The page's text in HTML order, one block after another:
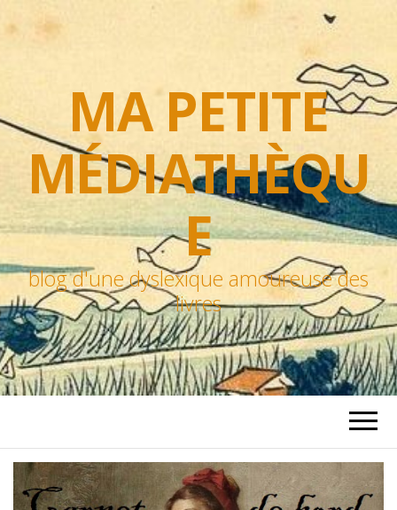
MA PETITE
MÉDIATHÈQU
E
blog d'une dyslexique amoureuse des
livres